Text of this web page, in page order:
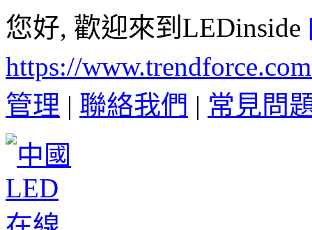
您好, 歡迎來到LEDinside
https://
管理 | 聯絡我們 | 常見問